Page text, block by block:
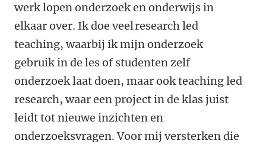
werk lopen onderzoek en onderwijs in
elkaar over. Ik doe veel research led
teaching, waarbij ik mijn onderzoek
gebruik in de les of studenten zelf
onderzoek laat doen, maar ook teaching led
research, waar een project in de klas juist
leidt tot nieuwe inzichten en
onderzoeksvragen. Voor mij versterken die